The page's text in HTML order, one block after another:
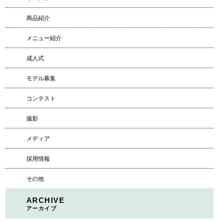
商品紹介
メニュー紹介
成人式
モデル募集
コンテスト
撮影
メディア
採用情報
その他
ARCHIVE
アーカイブ